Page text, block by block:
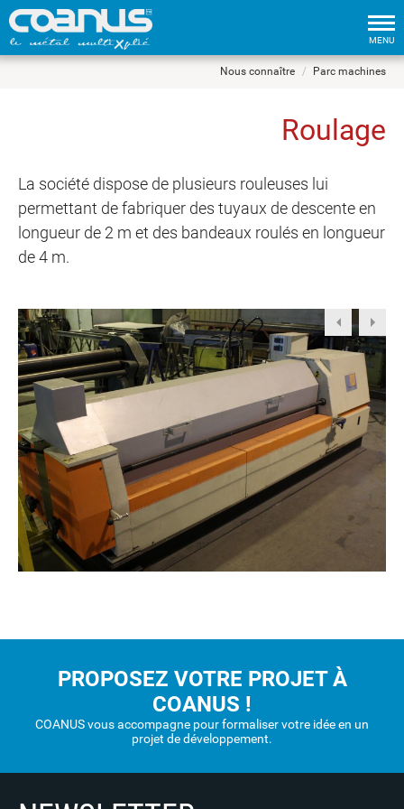
MENU
Nous connaître Parc machines
Roulage
La société dispose de plusieurs rouleuses lui
permettant de fabriquer des tuyaux de descente en
longueur de 2 m et des bandeaux roulés en longueur
de 4 m.
PROPOSEZ VOTRE PROJET À
COANUS !
COANUS vous accompagne pour formaliser votre idée en un
projet de développement.